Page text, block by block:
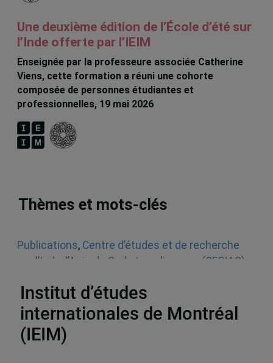
Une deuxième édition de l’École d’été sur
l’Inde offerte par l’IEIM
Enseignée par la professeure associée Catherine
Viens, cette formation a réuni une cohorte
composée de personnes étudiantes et
professionnelles, 19 mai 2026
Thèmes et mots-clés
Publications, Centre d’études et de recherche
sur l’Inde, l’Asie du Sud et sa diaspora (CERIAS)
Institut d’études
internationales de Montréal
(IEIM)